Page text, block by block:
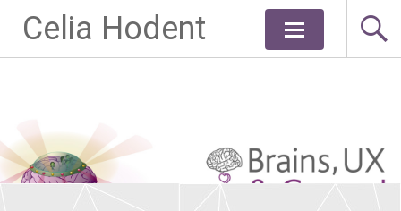
Celia Hodent
Aller